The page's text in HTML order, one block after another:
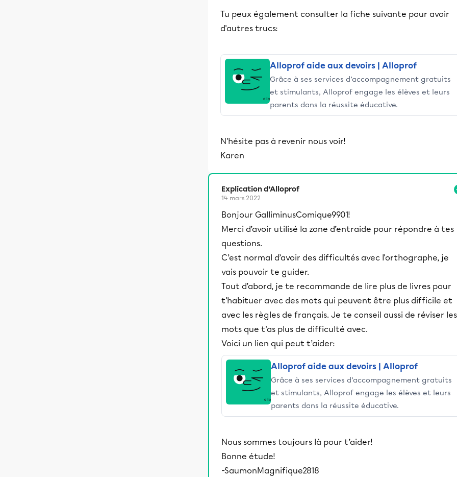
Tu peux également consulter la fiche suivante pour avoir
d'autres trucs:
Alloprof aide aux devoirs | Alloprof
Grâce à ses services d’accompagnement gratuits
et stimulants, Alloprof engage les élèves et leurs
parents dans la réussite éducative.
N'hésite pas à revenir nous voir!
Karen
Explication d’Alloprof
14 mars 2022
Bonjour GalliminusComique9901!
Merci d’avoir utilisé la zone d’entraide pour répondre à tes
questions.
C’est normal d’avoir des difficultés avec l'orthographe, je
vais pouvoir te guider.
Tout d’abord, je te recommande de lire plus de livres pour
t'habituer avec des mots qui peuvent être plus difficile et
avec les règles de français. Je te conseil aussi de réviser les
mots que t'as plus de difficulté avec.
Voici un lien qui peut t’aider:
Alloprof aide aux devoirs | Alloprof
Grâce à ses services d’accompagnement gratuits
et stimulants, Alloprof engage les élèves et leurs
parents dans la réussite éducative.
Nous sommes toujours là pour t’aider!
Bonne étude!
-SaumonMagnifique2818